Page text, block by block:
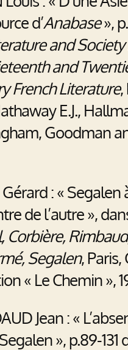
d’Anabase»,
and Society
and
French Literature,
E.J.,
Goodman
: « Segalen
de l’autre »,
Corbière,
Segalen,
« Le Chemin »,
Jean : «
», p.89-131